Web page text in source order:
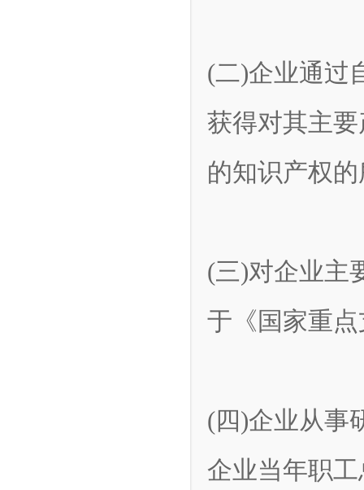
(二)企业通过
获得对其主
的知识产权
(三)对企业主
于《国家重
(四)企业从事
企业当年职